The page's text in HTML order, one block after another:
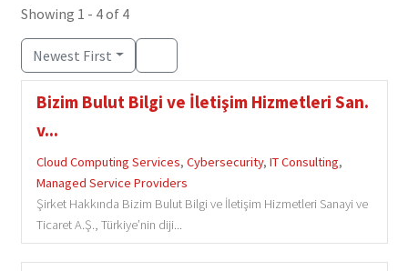
Privacy Policy
Showing 1 - 4 of 4
Newest First
Bizim Bulut Bilgi ve İletişim Hizmetleri San.
v...
Cloud Computing Services, Cybersecurity, IT Consulting,
Managed Service Providers
Şirket Hakkında Bizim Bulut Bilgi ve İletişim Hizmetleri Sanayi ve
Ticaret A.Ş., Türkiye’nin diji...